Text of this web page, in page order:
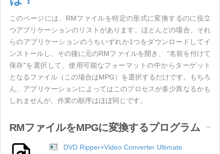
このページには、RMファイルを特定の形式に変換するのに役立
つアプリケーションのリストがあります。ほとんどの場合、それ
らのアプリケーションのうちいずれか1つをダウンロードしてイ
ンストールし、その後に元のRMファイルを開き、 "名前を付けて
保存"を選択して、使用可能なフォーマットの中からターゲット
となるファイル（この場合はMPG）を選択するだけです。もちろ
ん、アプリケーションによってはこのプロセスが多少異なるかも
しれませんが、作業の順序はほぼ同じです。
RMファイルをMPGに変換するプログラム
DVD Ripper+Video Converter Ultimate